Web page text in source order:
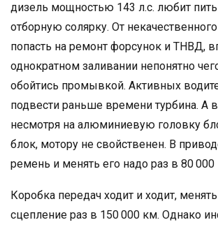
дизель мощностью 143 л.с. любит
отборную солярку. От
попасть на ремонт форсунок и ТНВД,
однократном заливании непонятно
обойтись промывкой. Активных
подвести раньше времени турбина. А
несмотря на алюминиевую головку
блок, мотору не свойственен. В
ремень и менять его надо раз в 80 000
Коробка передач ходит и ходит,
сцепление раз в 150 000 км. Однако